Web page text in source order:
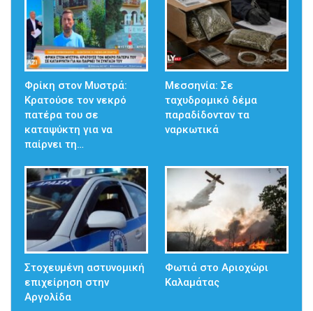
Φρίκη στον Μυστρά:
Κρατούσε τον νεκρό
πατέρα του σε
καταψύκτη για να
παίρνει τη…
Μεσσηνία: Σε
ταχυδρομικό δέμα
παραδίδονταν τα
ναρκωτικά
Στοχευμένη αστυνομική
επιχείρηση στην
Αργολίδα
Φωτιά στο Αριοχώρι
Καλαμάτας